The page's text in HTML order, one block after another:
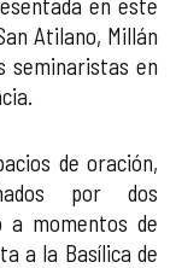
Atilano, Millán
seminaristas en
de oración,
por dos
a momentos de
a la Basílica de